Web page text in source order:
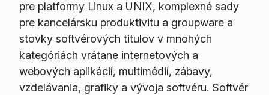
pre platformy Linux a UNIX, komplexné sady
pre kancelársku produktivitu a groupware a
stovky softvérových titulov v mnohých
kategóriách vrátane internetových a
webových aplikácií, multimédií, zábavy,
vzdelávania, grafiky a vývoja softvéru. Softvér